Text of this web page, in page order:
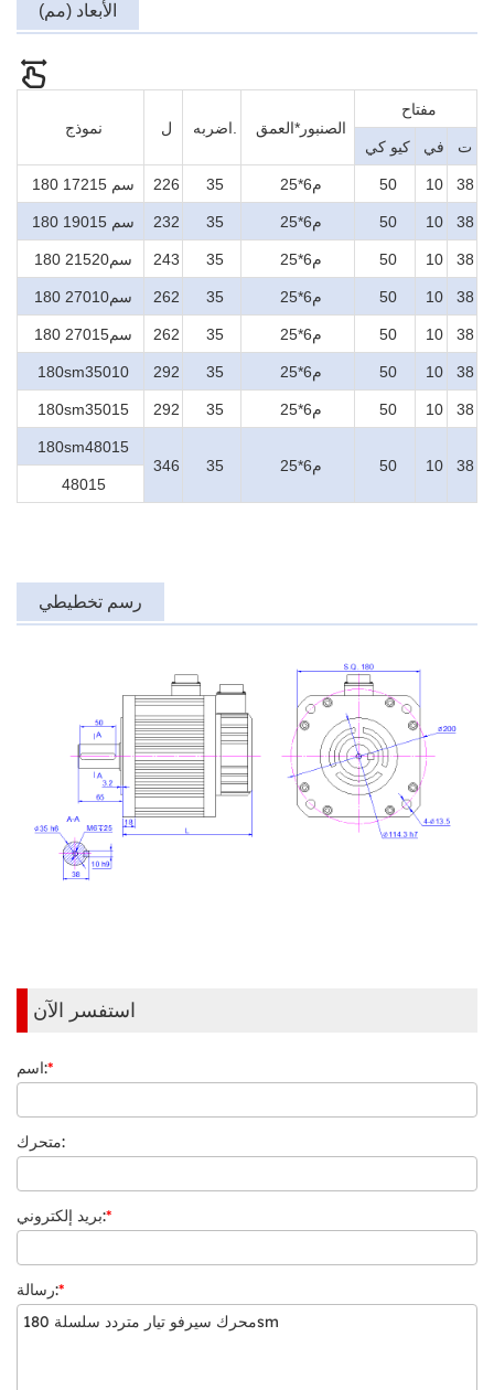
الأبعاد (مم)
نموذج ل اضربه. الصنبور*العمق
مفتاح
كيو كي في ت
180 سم 17215 226 35 م6*25 50 10 38
180 سم 19015 232 35 م6*25 50 10 38
180 سم21520 243 35 م6*25 50 10 38
180 سم27010 262 35 م6*25 50 10 38
180 سم27015 262 35 م6*25 50 10 38
180sm35010 292 35 م6*25 50 10 38
180sm35015 292 35 م6*25 50 10 38
180sm48015
346
35 م6*25 50 10
38
48015
رسم تخطيطي
استفسر الآن
اسم:*
متحرك:
بريد إلكتروني:*
رسالة:*